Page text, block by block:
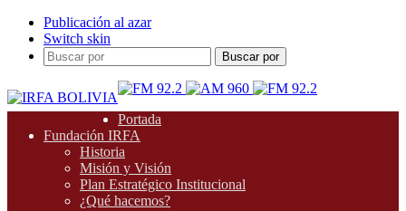
Publicación al azar
Switch skin
Buscar por
Portada
Fundación IRFA
Historia
Misión y Visión
Plan Estratégico Institucional
¿Qué hacemos?